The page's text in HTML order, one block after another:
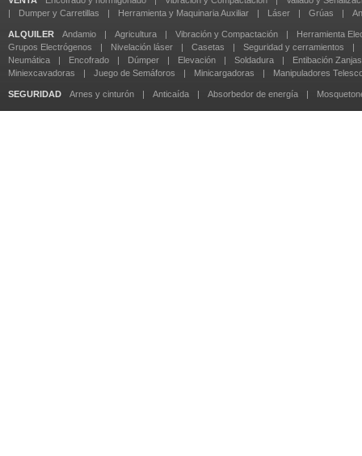
|
Dumper y Carretillas | Herramienta y Maquinaria Auxiliar | Láser | Grúas |
ALQUILER Andamio | Agricultura | Vibración y Compactación |
Herramienta
Grupos Electrógenos
| Nivelación láser | Casetas | Seguridad y cerramientos
|
Neumática
| Encofrado | Dúmper | Elevación | Soldadura |
Entibación Zanjas
Miniexcavadoras
| Juego de Semáforos | Minicargadoras | Manipuladores
SEGURIDAD Arnes y cinturón | Anticaída | Absorbedor de energía |